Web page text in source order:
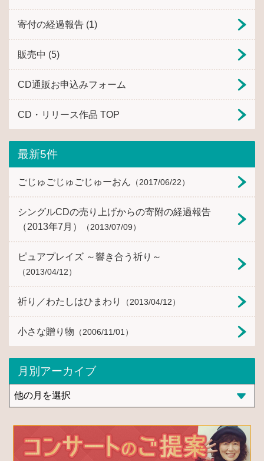
寄付の経過報告 (1)
販売中 (5)
CD通販お申込みフォーム
CD・リリース作品 TOP
最新5件
ごじゅごじゅごじゅーおん （2017/06/22）
シングルCDの売り上げからの寄附の経過報告
（2013年7月）
（2013/07/09）
ピュアプレイズ ～響き合う祈り～
（2013/04/12）
祈り／わたしはひまわり （2013/04/12）
小さな贈り物 （2006/11/01）
月別アーカイブ